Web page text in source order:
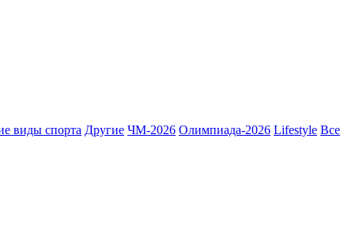
виды спорта Другие ЧМ-2026 Олимпиада-2026 Lifestyle Все